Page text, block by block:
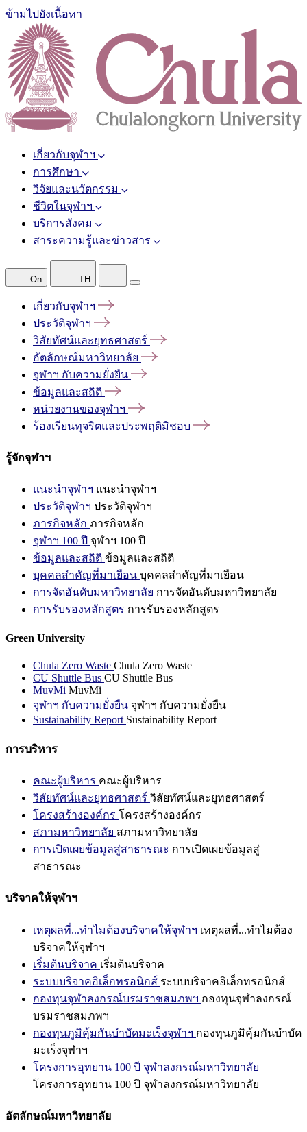
ข้ามไปยังเนื้อหา
เกี่ยวกับจุฬาฯ
การศึกษา
วิจัยและนวัตกรรม
ชีวิตในจุฬาฯ
บริการสังคม
สาระความรู้และข่าวสาร
On TH
เกี่ยวกับจุฬาฯ
ประวัติจุฬาฯ
วิสัยทัศน์และยุทธศาสตร์
อัตลักษณ์มหาวิทยาลัย
จุฬาฯ กับความยั่งยืน
ข้อมูลและสถิติ
หน่วยงานของจุฬาฯ
ร้องเรียนทุจริตและประพฤติมิชอบ
รู้จักจุฬาฯ
แนะนำจุฬาฯ แนะนำจุฬาฯ
ประวัติจุฬาฯ ประวัติจุฬาฯ
ภารกิจหลัก ภารกิจหลัก
จุฬาฯ 100 ปี จุฬาฯ 100 ปี
ข้อมูลและสถิติ ข้อมูลและสถิติ
บุคคลสำคัญที่มาเยือน บุคคลสำคัญที่มาเยือน
การจัดอันดับมหาวิทยาลัย การจัดอันดับมหาวิทยาลัย
การรับรองหลักสูตร การรับรองหลักสูตร
Green University
Chula Zero Waste Chula Zero Waste
CU Shuttle Bus CU Shuttle Bus
MuvMi MuvMi
จุฬาฯ กับความยั่งยืน จุฬาฯ กับความยั่งยืน
Sustainability Report Sustainability Report
การบริหาร
คณะผู้บริหาร คณะผู้บริหาร
วิสัยทัศน์และยุทธศาสตร์ วิสัยทัศน์และยุทธศาสตร์
โครงสร้างองค์กร โครงสร้างองค์กร
สภามหาวิทยาลัย สภามหาวิทยาลัย
การเปิดเผยข้อมูลสู่สาธารณะ การเปิดเผยข้อมูลสู่
สาธารณะ
บริจาคให้จุฬาฯ
เหตุผลที่...ทำไมต้องบริจาคให้จุฬาฯ เหตุผลที่...ทำไมต้อง
บริจาคให้จุฬาฯ
เริ่มต้นบริจาค เริ่มต้นบริจาค
ระบบบริจาคอิเล็กทรอนิกส์ ระบบบริจาคอิเล็กทรอนิกส์
กองทุนจุฬาลงกรณ์บรมราชสมภพฯ กองทุนจุฬาลงกรณ์
บรมราชสมภพฯ
กองทุนภูมิคุ้มกันบำบัดมะเร็งจุฬาฯ กองทุนภูมิคุ้มกันบำบัด
มะเร็งจุฬาฯ
โครงการอุทยาน 100 ปี จุฬาลงกรณ์มหาวิทยาลัย
โครงการอุทยาน 100 ปี จุฬาลงกรณ์มหาวิทยาลัย
อัตลักษณ์มหาวิทยาลัย